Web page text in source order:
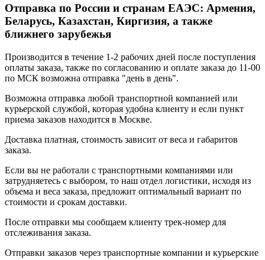
Отправка по России и странам ЕАЭС: Армения,
Беларусь, Казахстан, Киргизия, а также
ближнего зарубежья
Производится в течение 1-2 рабочих дней после поступления
оплаты заказа, также по согласованию и оплате заказа до 11-00
по МСК возможна отправка "день в день".
Возможна отправка любой транспортной компанией или
курьерской службой, которая удобна клиенту и если пункт
приема заказов находится в Москве.
Доставка платная, стоимость зависит от веса и габаритов
заказа.
Если вы не работали с транспортными компаниями или
затрудняетесь с выбором, то наш отдел логистики, исходя из
объема и веса заказа, предложит оптимальный вариант по
стоимости и срокам доставки.
После отправки мы сообщаем клиенту трек-номер для
отслеживания заказа.
Отправки заказов через транспортные компании и курьерские